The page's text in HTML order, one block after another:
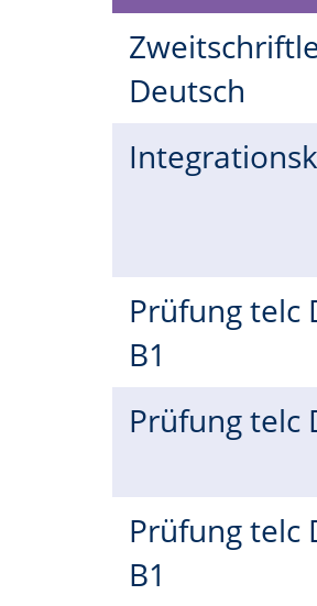
Deutsch
Prüfung telc
B1
Prüfung telc
Prüfung telc
B1